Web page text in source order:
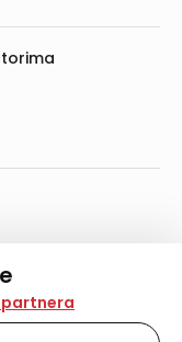
i slične
informacija na
partnera